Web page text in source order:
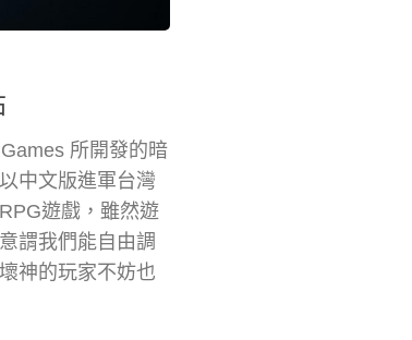
所開發的暗
中文版進軍台灣
遊戲，雖然遊
謂我們能自由調
神的玩家不妨也